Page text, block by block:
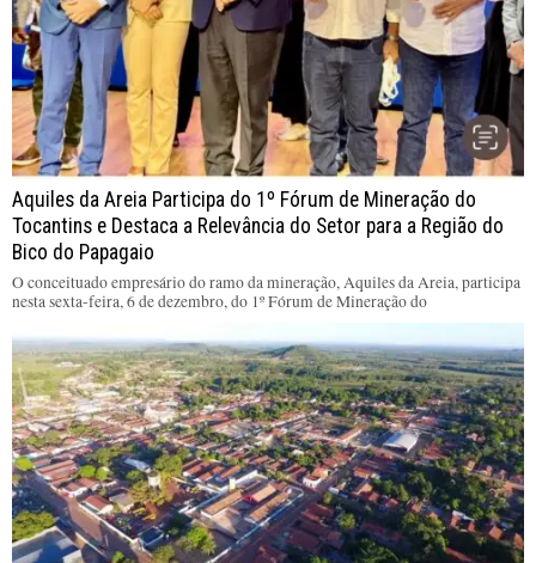
Aquiles da Areia Participa do 1º Fórum de Mineração do
Tocantins e Destaca a Relevância do Setor para a Região do
Bico do Papagaio
O conceituado empresário do ramo da mineração, Aquiles da Areia, participa
nesta sexta-feira, 6 de dezembro, do 1º Fórum de Mineração do